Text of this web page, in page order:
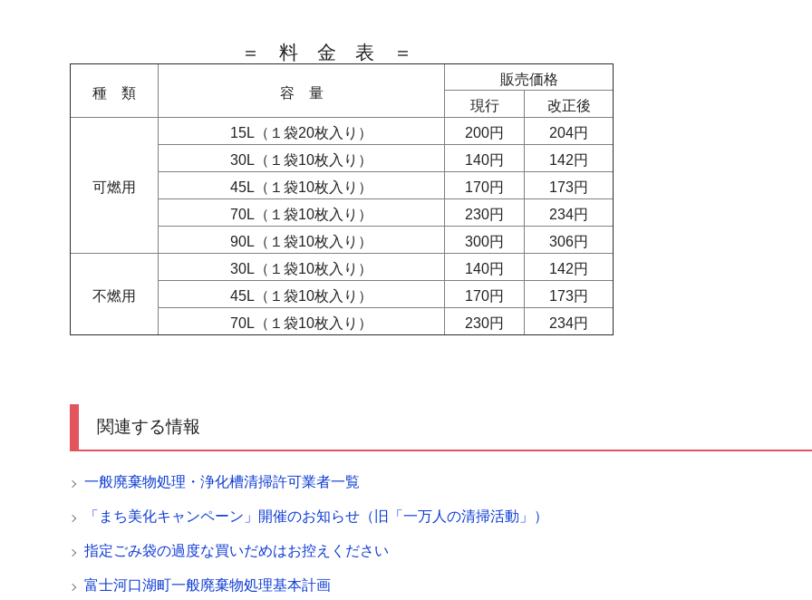
＝ 料 金 表 ＝
種 類 容 量
販売価格
現行
改正後
可燃用
15L（１袋20枚入り） 200円
204円
30L（１袋10枚入り）
140円
142円
45L（１袋10枚入り）
170 円
173円
70L（１袋10枚入り）
230 円
234 円
90L （１袋10枚入り）
300 円 306 円
不燃用
30L （１袋10枚入り） 140 円
142 円
45L （１袋10枚入り）
170 円
173 円
70L （１袋10枚入り）
230 円 234 円
関連する情報
一般廃棄物処理・浄化槽清掃許可業者一覧
「まち美化キャンペーン」開催のお知らせ（旧「一万人の清掃活動」）
指定ごみ袋の過度な買いだめはお控えください
富士河口湖町一般廃棄物処理基本計画